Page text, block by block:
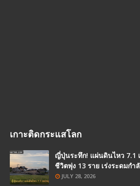
เกาะติดกระแสโลก
ญี่ปุ่นระทึก! แผ่นดินไหว 7.1
ชีวิตพุ่ง 13 ราย เร่งระดมกำ
JULY 28, 2026